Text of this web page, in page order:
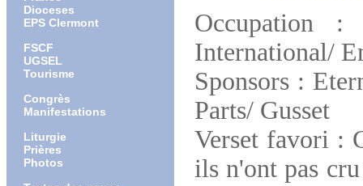
Dioceses
EPS Clermont
FSCF
UGSEL
Tourisme
Congrès
Manifestations
Liturgie
Prières
Photos
Occupation
International/
Sponsors :
Parts/ Gusset
Verset favori :
ils n'ont pas